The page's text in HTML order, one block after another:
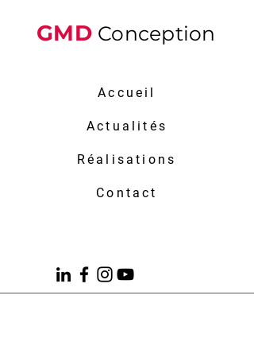
GMDConception
Accueil
Réalisations
Actualités
Contact